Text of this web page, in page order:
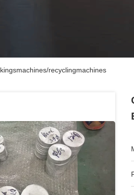
recyclingmachines